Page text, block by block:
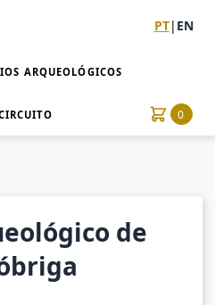
PT| EN
ARQUEOLÓGICOS
0
de